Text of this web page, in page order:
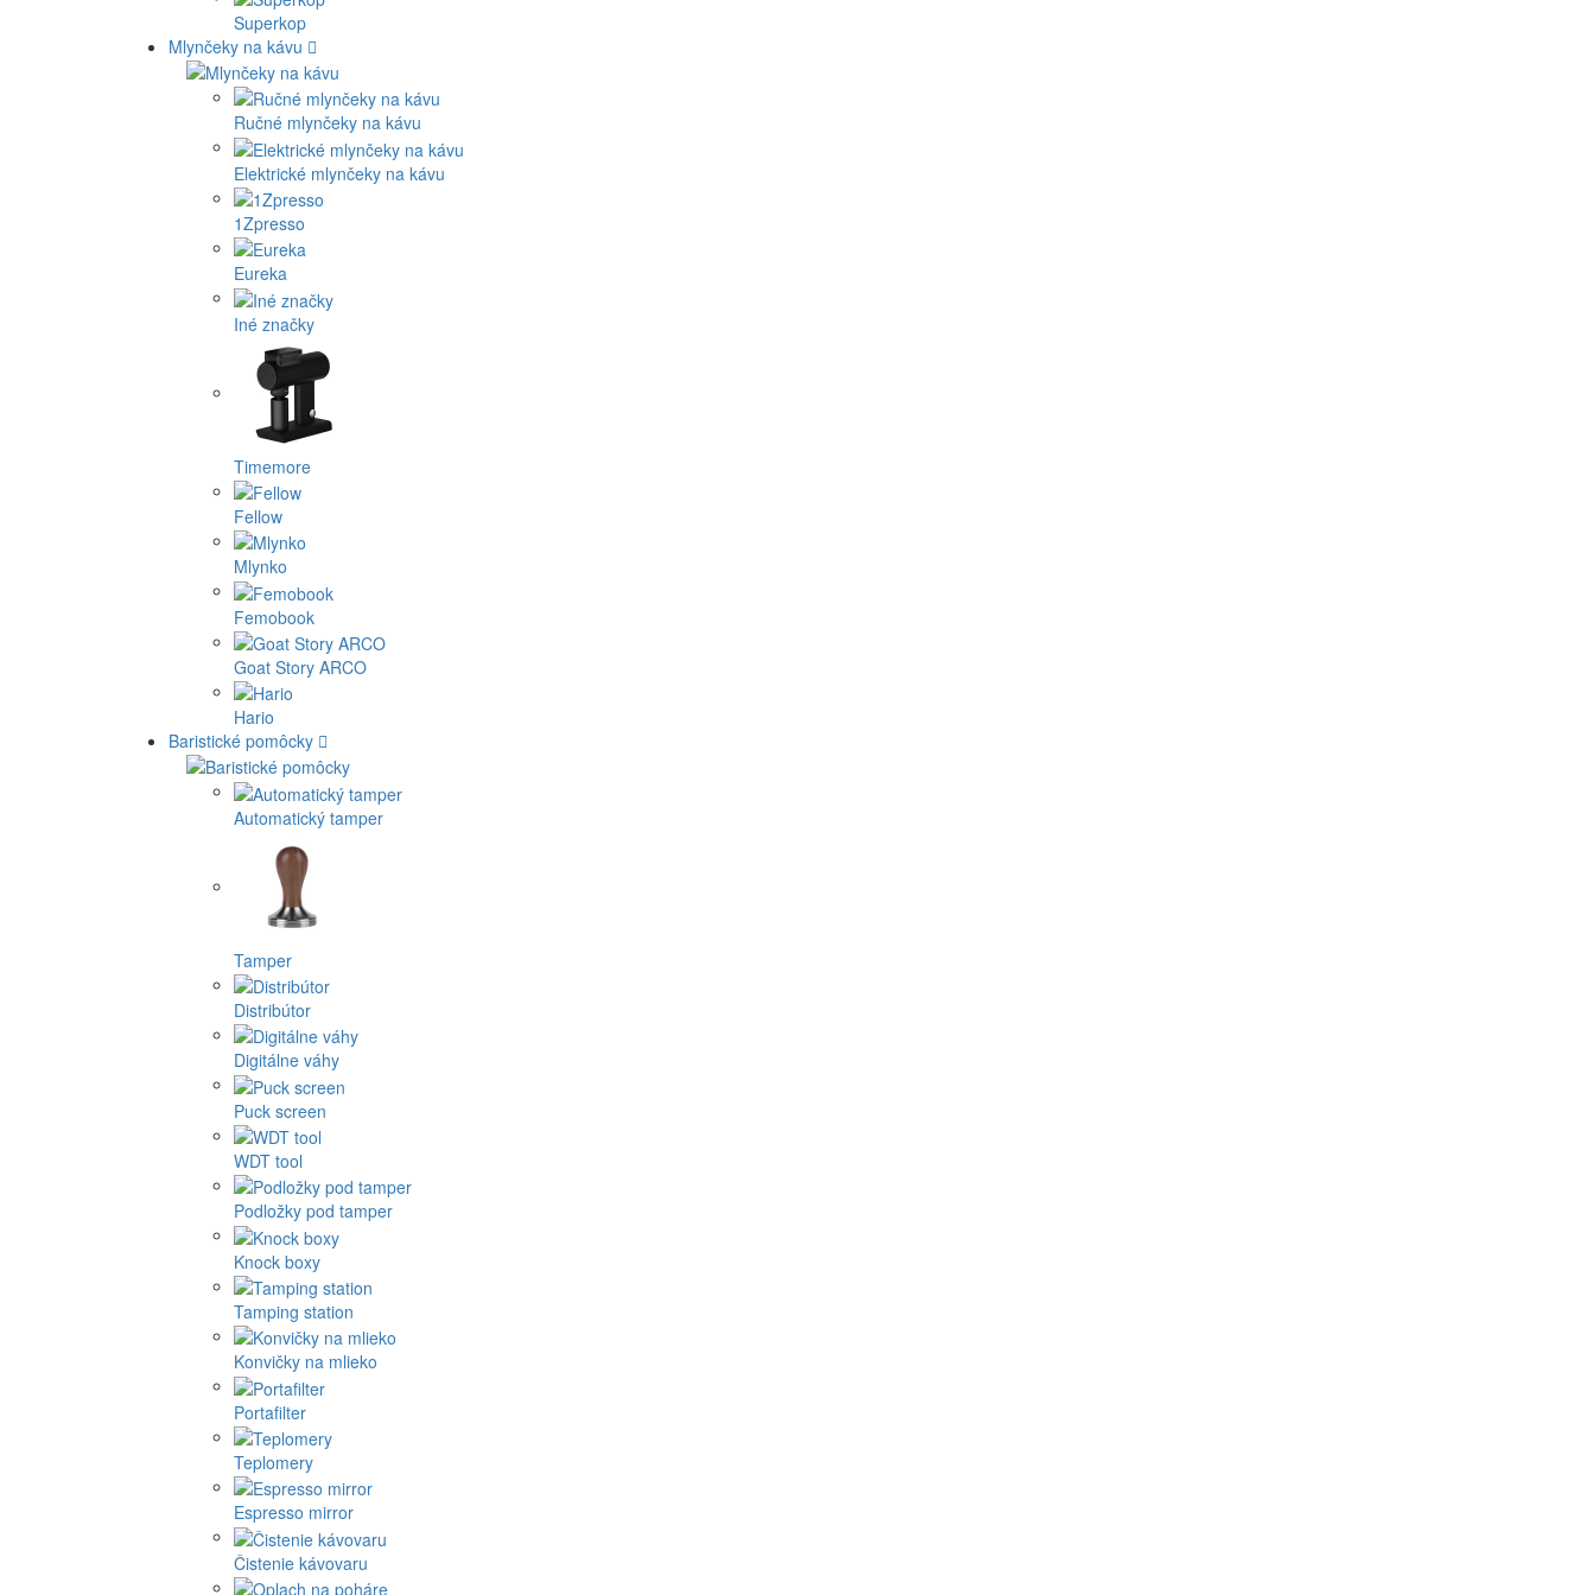
Superkop
Mlynčeky na kávu
Ručné mlynčeky na kávu
Elektrické mlynčeky na kávu
1Zpresso
Eureka
Iné značky
Timemore
Fellow
Mlynko
Femobook
Goat Story ARCO
Hario
Baristické pomôcky
Automatický tamper
Tamper
Distribútor
Digitálne váhy
Puck screen
WDT tool
Podložky pod tamper
Knock boxy
Tamping station
Konvičky na mlieko
Portafilter
Teplomery
Espresso mirror
Čistenie kávovaru